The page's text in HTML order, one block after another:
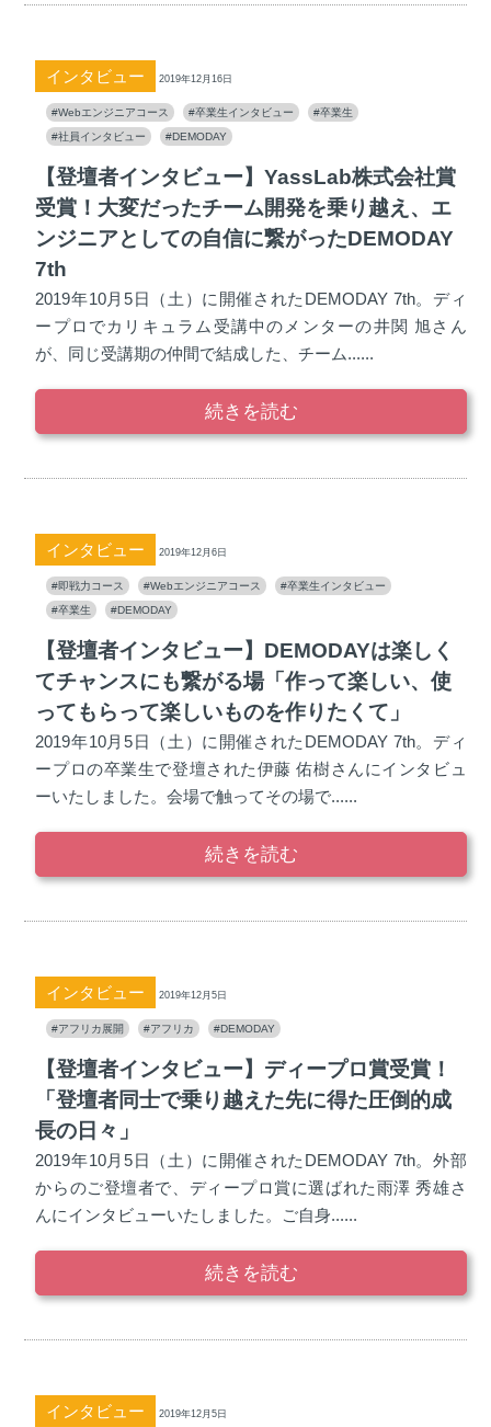
インタビュー 2019年12月16日
#Webエンジニアコース #卒業生インタビュー
#卒業生
#社員インタビュー
#DEMODAY
【登壇者インタビュー】YassLab株式会社賞
受賞！大変だったチーム開発を乗り越え、エ
ンジニアとしての自信に繋がったDEMODAY
7th
2019年10月5日（土）に開催されたDEMODAY 7th。ディ
ープロでカリキュラム受講中のメンターの井関 旭さん
が、同じ受講期の仲間で結成した、チーム......
続きを読む
インタビュー 2019年12月6日
#即戦力コース #Webエンジニアコース
#卒業生インタビュー
#卒業生
#DEMODAY
【登壇者インタビュー】DEMODAYは楽しく
てチャンスにも繋がる場「作って楽しい、使
ってもらって楽しいものを作りたくて」
2019年10月5日（土）に開催されたDEMODAY 7th。ディ
ープロの卒業生で登壇された伊藤 佑樹さんにインタビュ
ーいたしました。会場で触ってその場で......
続きを読む
インタビュー 2019年12月5日
#アフリカ展開 #アフリカ #DEMODAY
【登壇者インタビュー】ディープロ賞受賞！
「登壇者同士で乗り越えた先に得た圧倒的成
長の日々」
2019年10月5日（土）に開催されたDEMODAY 7th。外部
からのご登壇者で、ディープロ賞に選ばれた雨澤 秀雄さ
んにインタビューいたしました。ご自身......
続きを読む
インタビュー 2019年12月5日